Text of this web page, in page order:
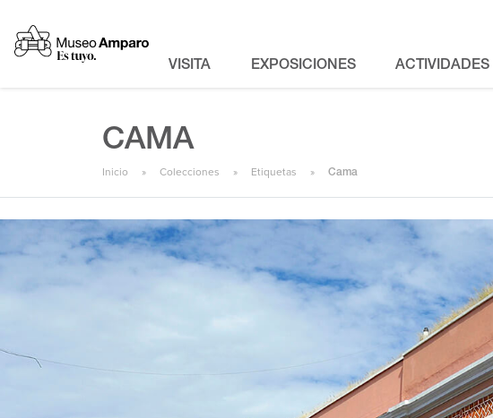
VISITA EXPOSICIONES ACTIVIDADES
CAMA
Inicio Colecciones Etiquetas Cama